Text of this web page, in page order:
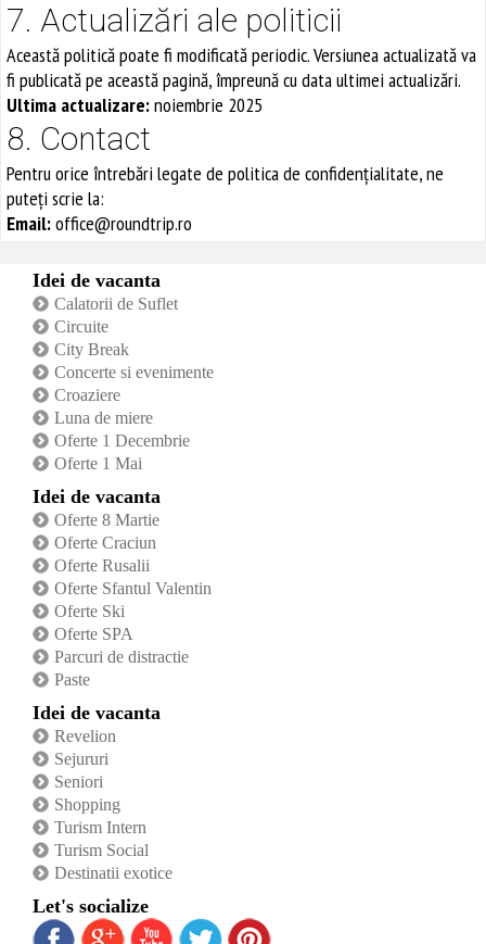
7. Actualizări ale politicii
Această politică poate fi modificată periodic. Versiunea actualizată va
fi publicată pe această pagină, împreună cu data ultimei actualizări.
Ultima actualizare:noiembrie 2025
8. Contact
Pentru orice întrebări legate de politica de confidențialitate, ne
puteți scrie la:
Email:office@roundtrip.ro
Idei de vacanta
Calatorii de Suflet
Circuite
City Break
Concerte si evenimente
Croaziere
Luna de miere
Oferte 1 Decembrie
Oferte 1 Mai
Idei de vacanta
Oferte 8 Martie
Oferte Craciun
Oferte Rusalii
Oferte Sfantul Valentin
Oferte Ski
Oferte SPA
Parcuri de distractie
Paste
Idei de vacanta
Revelion
Sejururi
Seniori
Shopping
Turism Intern
Turism Social
Destinatii exotice
Let's socialize